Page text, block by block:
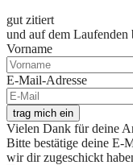
gut zitiert
und auf dem Laufenden
Vorname
E-Mail-Adresse
trag mich ein
Vielen Dank für deine
Bitte bestätige deine E-
wir dir zugeschickt